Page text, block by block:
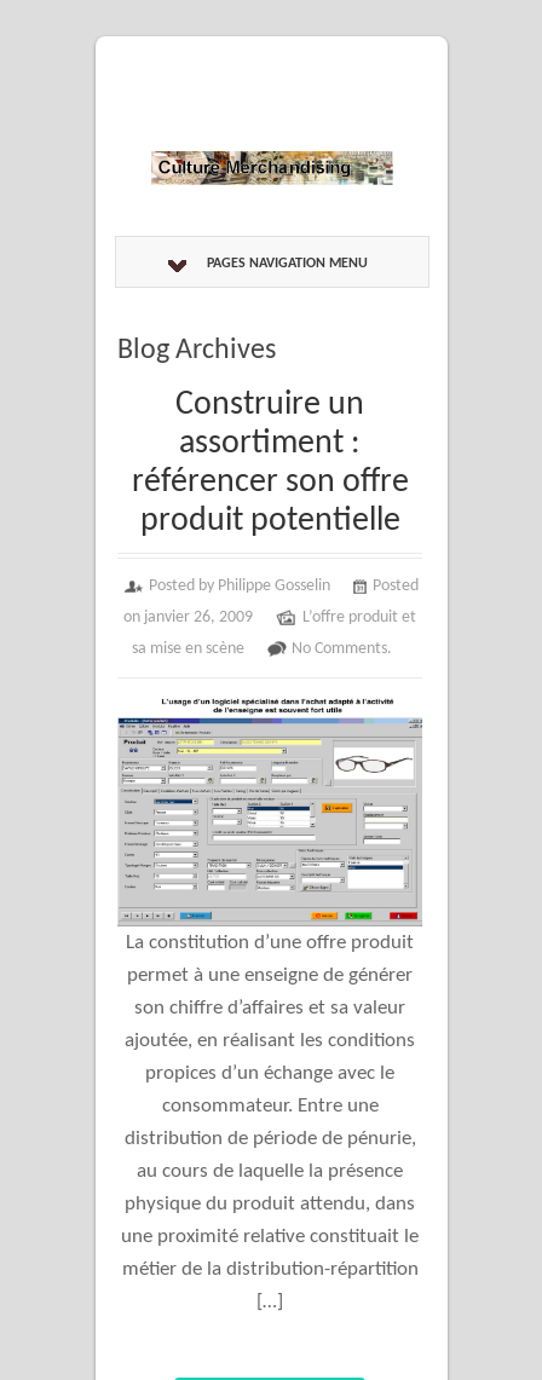
PAGES NAVIGATION MENU
Blog Archives
Construire un
assortiment :
référencer son offre
produit potentielle
Posted by Philippe Gosselin
Posted
on janvier 26, 2009
L’offre produit et
sa mise en scène
No Comments.
La constitution d’une offre produit
permet à une enseigne de générer
son chiffre d’affaires et sa valeur
ajoutée, en réalisant les conditions
propices d’un échange avec le
consommateur. Entre une
distribution de période de pénurie,
au cours de laquelle la présence
physique du produit attendu, dans
une proximité relative constituait le
métier de la distribution-répartition
[…]